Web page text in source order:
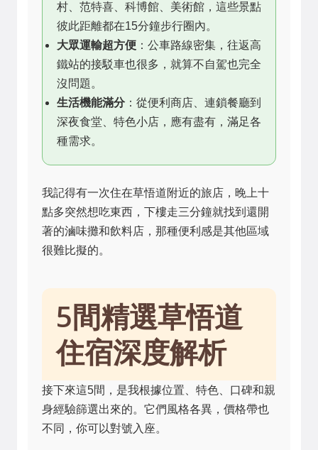
村、范特喜、科博館、美術館，這些景點
彼此距離都在15分鐘步行圈內。
大眾運輸超方便 ：公車路線密集，往返高
鐵站的接駁車也很多，就算不自駕也完全
沒問題。
生活機能滿分：從便利商店、連鎖餐廳到
深夜食堂、特色小店，應有盡有，滿足各
種需求。
我記得有一次住在草悟道附近的旅店，晚上十
點多突然想吃東西，下樓走三分鐘就找到還開
著的滷味攤和飲料店，那種便利感是其他區域
很難比擬的。
5間精選草悟道
住宿深度解析
接下來這5間，是我根據位置、特色、口碑和親
身經驗篩選出來的。它們風格各異，價格帶也
不同，你可以對號入座。